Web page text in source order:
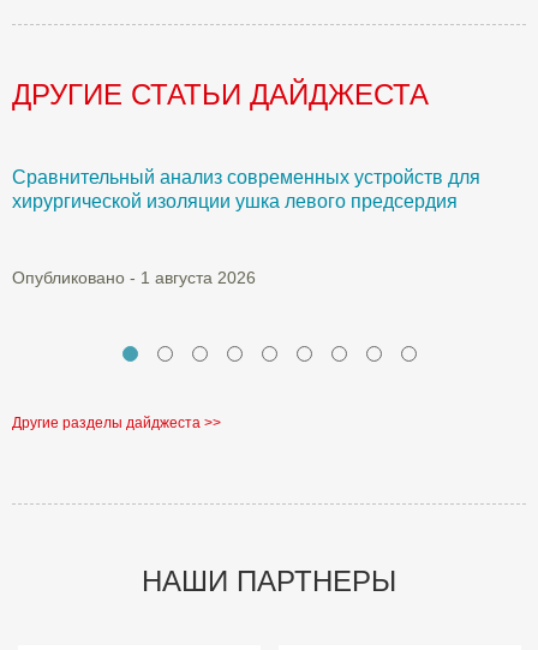
ДРУГИЕ СТАТЬИ ДАЙДЖЕСТА
Сравнительный анализ современных устройств для
хирургической изоляции ушка левого предсердия
Опубликовано - 1 августа 2026
Другие разделы дайджеста >>
НАШИ ПАРТНЕРЫ